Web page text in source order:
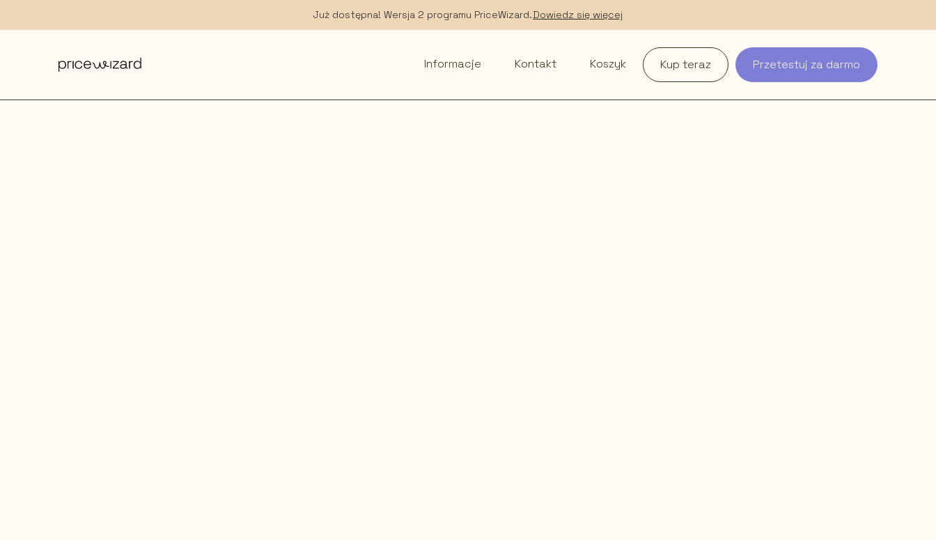
Już dostępna! Wersja 2 programu PriceWizard.Dowiedz się więcej
Informacje Kontakt Koszyk Kup teraz Przetestuj za darmo